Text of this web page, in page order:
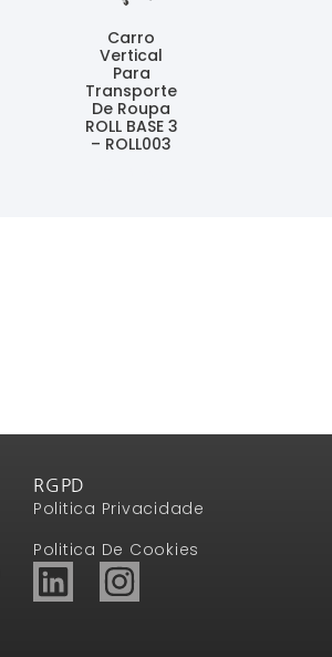
Carro
Vertical
Para
Transporte
De Roupa
ROLL BASE 3
– ROLL003
RGPD
Politica Privacidade
Politica De Cookies